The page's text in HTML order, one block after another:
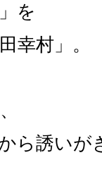
を
幸村」。
ら誘いが